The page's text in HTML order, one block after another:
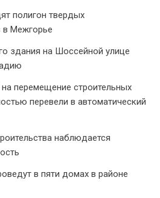
полигон твердых
в Межгорье
здания на Шоссейной улице
перемещение строительных
перевели в автоматический
наблюдается
в пяти домах в районе